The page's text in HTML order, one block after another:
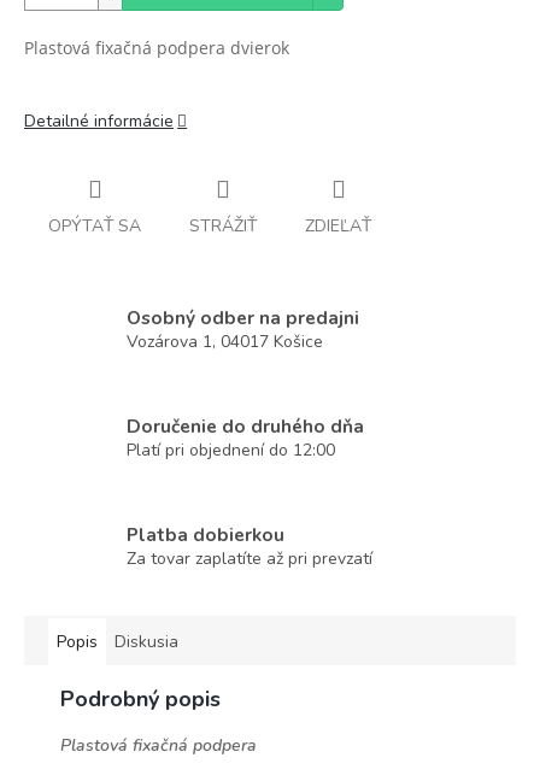
Plastová fixačná podpera dvierok
Detailné informácie
OPÝTAŤ SA STRÁŽIŤ ZDIEĽAŤ
Osobný odber na predajni
Vozárova 1, 04017 Košice
Doručenie do druhého dňa
Platí pri objednení do 12:00
Platba dobierkou
Za tovar zaplatíte až pri prevzatí
Popis Diskusia
Podrobný popis
Plastová fixačná podpera